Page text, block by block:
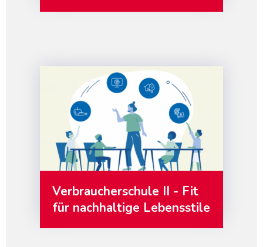
Verbraucherschule II - Fit
für nachhaltige Lebensstile